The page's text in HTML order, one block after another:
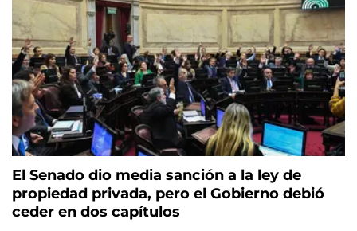
El Senado dio media sanción a la ley de
propiedad privada, pero el Gobierno debió
ceder en dos capítulos